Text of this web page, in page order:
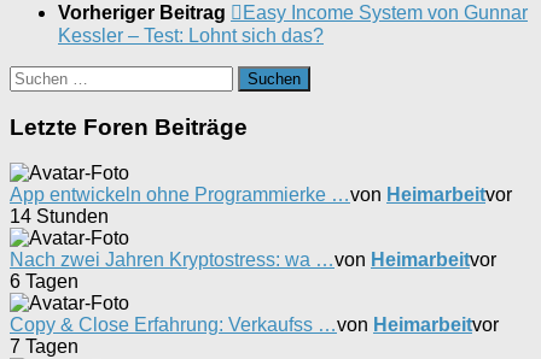
Vorheriger Beitrag
Easy Income System von Gunnar
Kessler – Test: Lohnt sich das?
Suchen
nach:
Letzte Foren Beiträge
App entwickeln ohne Programmierke …von Heimarbeitvor
14 Stunden
Nach zwei Jahren Kryptostress: wa …von Heimarbeitvor
6 Tagen
Copy & Close Erfahrung: Verkaufss …von Heimarbeitvor
7 Tagen